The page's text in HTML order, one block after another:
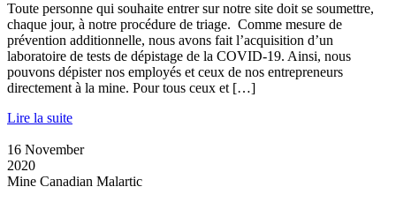
Toute personne qui souhaite entrer sur notre site doit se soumettre,
chaque jour, à notre procédure de triage. Comme mesure de
prévention additionnelle, nous avons fait l’acquisition d’un
laboratoire de tests de dépistage de la COVID-19. Ainsi, nous
pouvons dépister nos employés et ceux de nos entrepreneurs
directement à la mine. Pour tous ceux et […]
Lire la suite
16 November
2020
Mine Canadian Malartic